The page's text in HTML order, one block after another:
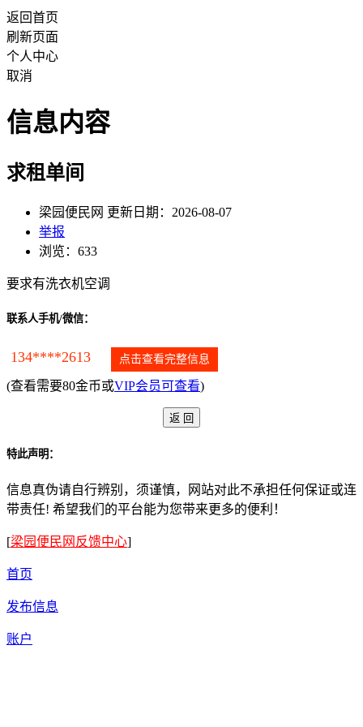
返回首页
刷新页面
个人中心
取消
信息内容
求租单间
梁园便民网 更新日期：2026-08-07
举报
浏览：633
要求有洗衣机空调
联系人手机/微信：
134****2613 点击查看完整信息
(查看需要80金币或VIP会员可查看)
特此声明：
信息真伪请自行辨别，须谨慎，网站对此不承担任何保证或连
带责任! 希望我们的平台能为您带来更多的便利！
[梁园便民网反馈中心]
首页
发布信息
账户